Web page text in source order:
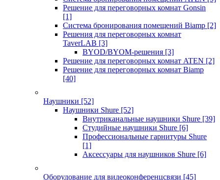
Решение для переговорных комнат Gonsin
[1]
Система бронирования помещений Biamp [2]
Решения для переговорных комнат
TaverLAB [3]
BYOD/BYOM-решения [3]
Решение для переговорных комнат ATEN [2]
Решение для переговорных комнат Biamp
[40]
Наушники [52]
Наушники Shure [52]
Внутриканальные наушники Shure [39]
Студийные наушники Shure [6]
Профессиональные гарнитуры Shure
[1]
Аксессуары для наушников Shure [6]
Оборудование для видеоконференцсвязи [45]